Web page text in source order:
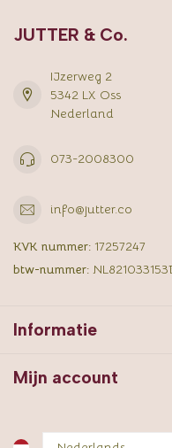
JUTTER & Co.
IJzerweg 2
5342 LX Oss
Nederland
073-2008300
info@jutter.co
KVK nummer: 17257247
btw-nummer:
Informatie
Mijn account